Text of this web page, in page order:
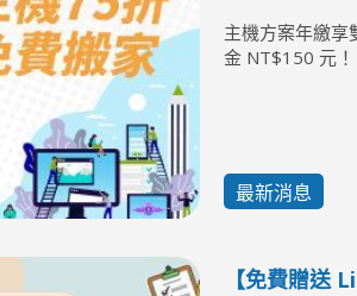
主機方案年繳
金 NT$150 元！
最新消息
【免費贈送